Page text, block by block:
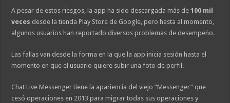
A pesar de estos riesgos, la app ha sido descargada más de100 mil
veces desde la tienda Play Store de Google, pero hasta al momento,
algunos usuarios han reportado diversos problemas de desempeño.
Las fallas van desde la forma en la que la app inicia sesión hasta el
momento en que el usuario quiere subir una foto de perfil.
Chat Live Messenger tiene la apariencia del viejo “Messenger” que
cesó operaciones en 2013 para migrar todas sus operaciones y